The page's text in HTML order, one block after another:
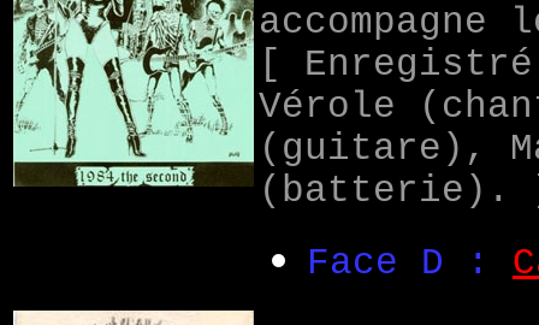
[
Vérole
(guitare),
(batterie).
Face D :